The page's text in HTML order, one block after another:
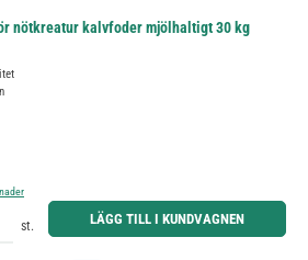
nötkreatur kalvfoder mjölhaltigt 30 kg
eller använd knapparna för att öka eller minska kvantiteten.
st. LÄGG TILL I KUNDVAGNEN